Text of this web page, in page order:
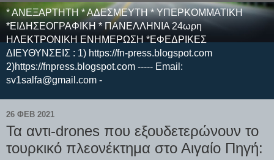
* ΑΝΕΞΑΡΤΗΤΗ * ΑΔΕΣΜΕΥΤΗ * ΥΠΕΡΚΟΜΜΑΤΙΚΗ
*ΕΙΔΗΣΕΟΓΡΑΦΙΚΗ * ΠΑΝΕΛΛΗΝΙΑ 24ωρη
ΗΛΕΚΤΡΟΝΙΚΗ ΕΝΗΜΕΡΩΣΗ *ΕΦΕΔΡΙΚΕΣ
ΔΙΕΥΘΥΝΣΕΙΣ : 1) https://fn-press.blogspot.com
2)https://fnpress.blogspot.com ----- Email:
sv1salfa@gmail.com -
26 ΦΕΒ 2021
Τα αντι-drones που εξουδετερώνουν το
τουρκικό πλεονέκτημα στο Αιγαίο Πηγή: